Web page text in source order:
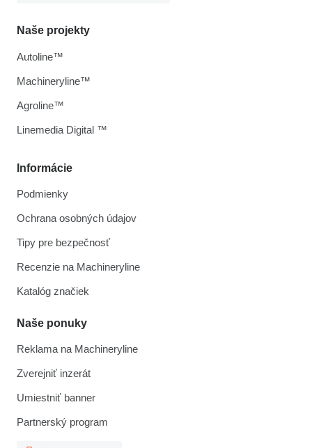
Informácie
Podmienky
Ochrana osobných údajov
Tipy pre bezpečnosť
Recenzie na Machineryline
Katalóg značiek
Naše ponuky
Reklama na Machineryline
Zverejniť inzerát
Umiestniť banner
Partnerský program
Naše projekty
Autoline™
Machineryline™
Agroline™
Linemedia Digital ™